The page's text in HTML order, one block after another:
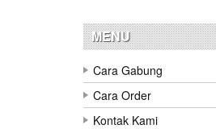
MENU
Cara Gabung
Cara Order
Kontak Kami